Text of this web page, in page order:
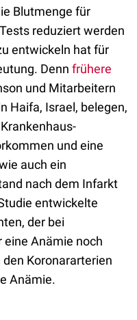
Blutmenge für
reduziert werden
entwickeln hat für
Denn frühere
und Mitarbeitern
Haifa, Israel, belegen,
und eine
auch ein
nach dem Infarkt
entwickelte
der bei
Anämie noch
Koronararterien
Anämie.